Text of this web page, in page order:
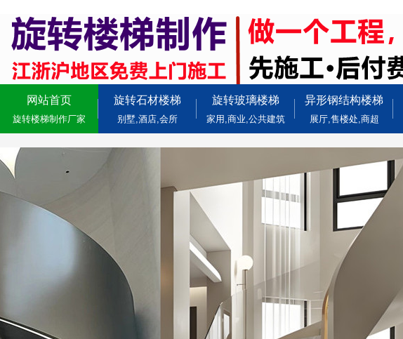
网站首页
旋转楼梯制作厂家
旋转石材楼梯
别墅,酒店,会所
旋转玻璃楼梯
家用,商业,公共建筑
异形钢结构楼梯
展厅,售楼处,商超